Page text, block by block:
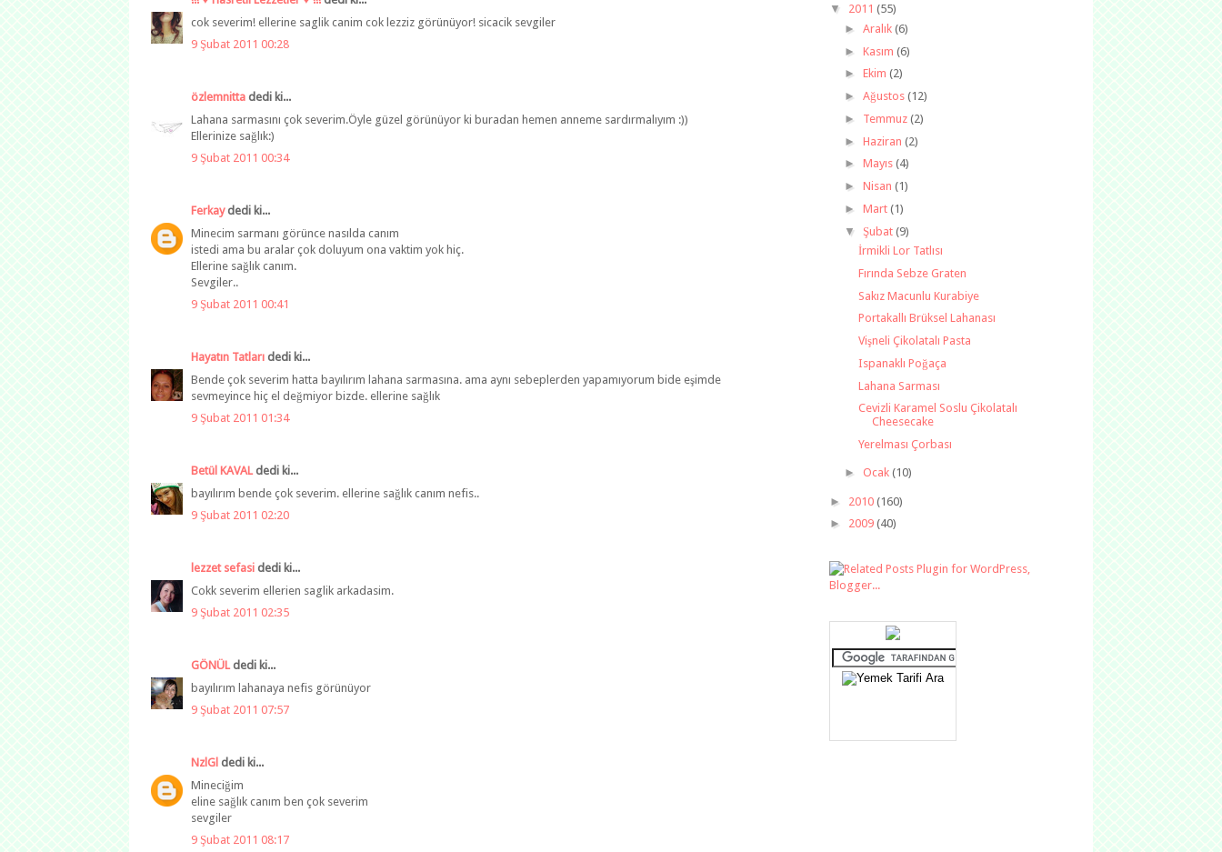
cok severim! ellerine saglik canim cok lezziz görünüyor! sicacik sevgiler
9 Şubat 2011 00:28
özlemnitta dedi ki...
Lahana sarmasını çok severim.Öyle güzel görünüyor ki buradan hemen anneme sardırmalıyım :))
Ellerinize sağlık:)
9 Şubat 2011 00:34
Ferkaydedi ki...
Minecim sarmanı görünce nasılda canım
istedi ama bu aralar çok doluyum ona vaktim yok hiç.
Ellerine sağlık canım.
Sevgiler..
9 Şubat 2011 00:41
Hayatın Tatları dedi ki...
Bende çok severim hatta bayılırım lahana sarmasına. ama aynı sebeplerden yapamıyorum bide eşimde
sevmeyince hiç el değmiyor bizde. ellerine sağlık
9 Şubat 2011 01:34
Betül KAVALdedi ki...
bayılırım bende çok severim. ellerine sağlık canım nefis..
9 Şubat 2011 02:20
lezzet sefasi dedi ki...
Cokk severim ellerien saglik arkadasim.
9 Şubat 2011 02:35
GÖNÜLdedi ki...
bayılırım lahanaya nefis görünüyor
9 Şubat 2011 07:57
NzlGl dedi ki...
Mineciğim
eline sağlık canım ben çok severim
sevgiler
9 Şubat 2011 08:17
▼ 2011 (55)
► Aralık (6)
► Kasım (6)
► Ekim (2)
► Ağustos (12)
► Temmuz (2)
► Haziran (2)
► Mayıs (4)
► Nisan (1)
► Mart (1)
▼ Şubat (9)
İrmikli Lor Tatlısı
Fırında Sebze Graten
Sakız Macunlu Kurabiye
Portakallı Brüksel Lahanası
Vişneli Çikolatalı Pasta
Ispanaklı Poğaça
Lahana Sarması
Cevizli Karamel Soslu Çikolatalı
Cheesecake
Yerelması Çorbası
► Ocak (10)
► 2010 (160)
► 2009 (40)